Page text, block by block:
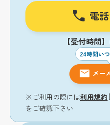
電
【受付時間
24時間い
メー
※ご利用の際には利用規約
をご確認下さい